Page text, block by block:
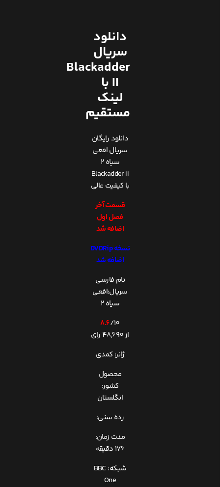
دانلود
سریال
Blackadder
II با
لینک
مستقیم
دانلود رایگان
سریال افعی
سیاه 2
Blackadder II
با کیفیت عالی
قسمت آخر
فصل اول
اضافه شد
نسخه DVDRip
اضافه شد
نام فارسی
سریال:افعی
سیاه 2
8.6/10
از48,690 رای
ژانر: کمدی
محصول
کشور:
انگلستان
رده سنی:
مدت زمان:
176 دقیقه
شبکه: BBC
One